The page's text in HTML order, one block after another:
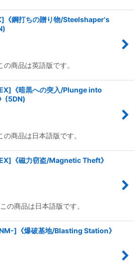
《鋼打ちの贈り物/Steelshaper's
の商品は英語版です。
《暗黒への突入/Plunge into
(5DN)
の商品は日本語版です。
《磁力窃盗/Magnetic Theft》
の商品は日本語版です。
]《爆破基地/Blasting Station》